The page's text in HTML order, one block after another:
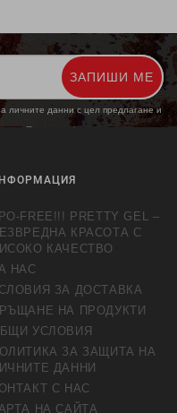
ЗАПИШИ МЕ
личните данни с цел предлагане и
Повече информация
FREE!!! PRETTY GEL –
КРАСОТА С
КАЧЕСТВО
НАС
ЗА ДОСТАВКА
НА ПРОДУКТИ
УСЛОВИЯ
ЗА ЗАЩИТА НА
ДАННИ
С НАС
НА САЙТА